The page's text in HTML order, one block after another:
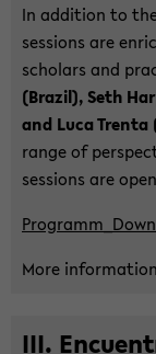
In ad­di­ti­on to
ses­si­ons are
scholars and
(Bra­zil), Seth
and Luca Tren­ta
range of
ses­si­ons are
More in­for­ma­ti­on
III.